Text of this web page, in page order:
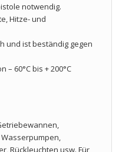
notwendig.
Hitze- und
und ist beständig gegen
60°C bis + 200°C
Rückleuchten usw. Für